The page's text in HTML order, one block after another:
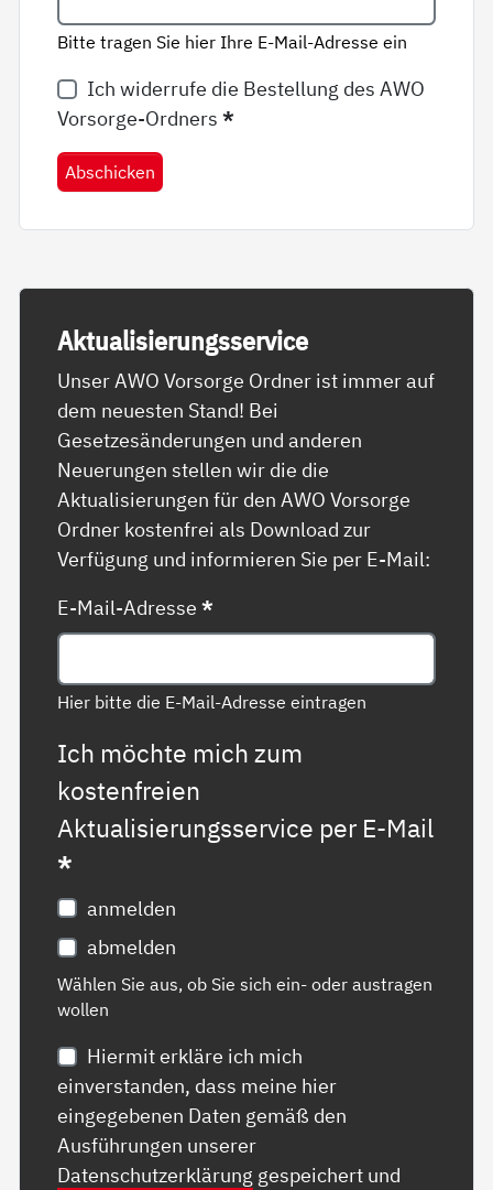
Bitte tragen Sie hier Ihre E-Mail-Adresse ein
Ich widerrufe die Bestellung des AWO
Vorsorge-Ordners*
Abschicken
Ak­tua­li­sie­rungs­ser­vice
Unser AWO Vorsorge Ordner ist immer auf
dem neuesten Stand! Bei
Gesetzesänderungen und anderen
Neuerungen stellen wir die die
Aktualisierungen für den AWO Vorsorge
Ordner kostenfrei als Download zur
Verfügung und informieren Sie per E-Mail:
E-Mail-Adresse*
Hier bitte die E-Mail-Adresse eintragen
Ich möchte mich zum
kostenfreien
Aktualisierungsservice per E-Mail
*
anmelden
abmelden
Wählen Sie aus, ob Sie sich ein- oder austragen
wollen
Hiermit erkläre ich mich
einverstanden, dass meine hier
eingegebenen Daten gemäß den
Ausführungen unserer
Datenschutzerklärung gespeichert und